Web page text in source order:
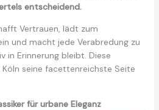
entscheidend.
Vertrauen, lädt zum
und macht jede Verabredung zu
in Erinnerung bleibt. Diese
seine facettenreichste Seite
für urbane Eleganz